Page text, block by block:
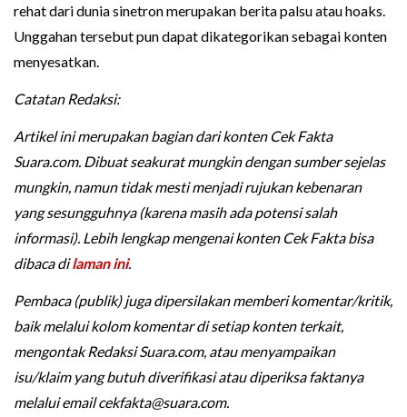
rehat dari dunia sinetron merupakan berita palsu atau hoaks.
Unggahan tersebut pun dapat dikategorikan sebagai konten
menyesatkan.
Catatan Redaksi:
Artikel ini merupakan bagian dari konten Cek Fakta
Suara.com. Dibuat seakurat mungkin dengan sumber sejelas
mungkin, namun tidak mesti menjadi rujukan kebenaran
yang sesungguhnya (karena masih ada potensi salah
informasi). Lebih lengkap mengenai konten Cek Fakta bisa
dibaca dilaman ini.
Pembaca (publik) juga dipersilakan memberi komentar/kritik,
baik melalui kolom komentar di setiap konten terkait,
mengontak Redaksi Suara.com, atau menyampaikan
isu/klaim yang butuh diverifikasi atau diperiksa faktanya
melalui emailcekfakta@suara.com.